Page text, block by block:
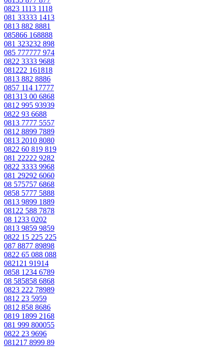
0823 1113 1118
081 33333 1413
0813 882 8881
085866 168888
081 323232 898
085 777777 974
0822 3333 9688
081222 161818
0813 882 8886
0857 114 17777
081313 00 6868
0812 995 93939
0822 93 6688
0813 7777 5557
0812 8899 7889
0813 2010 8080
0822 60 819 819
081 22222 9282
0822 3333 9968
081 29292 6060
08 575757 6868
0858 5777 5888
0813 9899 1889
08122 588 7878
08 1233 0202
0813 9859 9859
0822 15 225 225
087 8877 89898
0822 65 088 088
082121 91914
0858 1234 6789
08 585858 6868
0823 222 78989
0812 23 5959
0812 858 8686
0819 1899 2168
081 999 800055
0822 23 9696
081217 8999 89